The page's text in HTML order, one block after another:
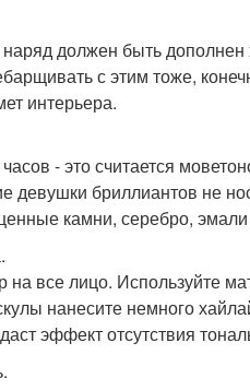
наряд должен быть
с этим тоже,
интерьера.
- это считается
девушки бриллиантов не
камни, серебро,
на все лицо. Используйте
нанесите немного
эффект отсутствия